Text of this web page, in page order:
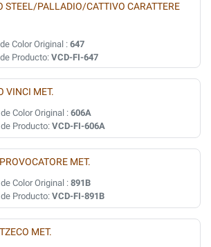
STEEL/PALLADIO/CATTIVO CARATTERE
Color Original : 647
Producto: VCD-FI-647
VINCI MET.
Color Original : 606A
Producto: VCD-FI-606A
MET.
Color Original : 891B
Producto: VCD-FI-891B
MET.